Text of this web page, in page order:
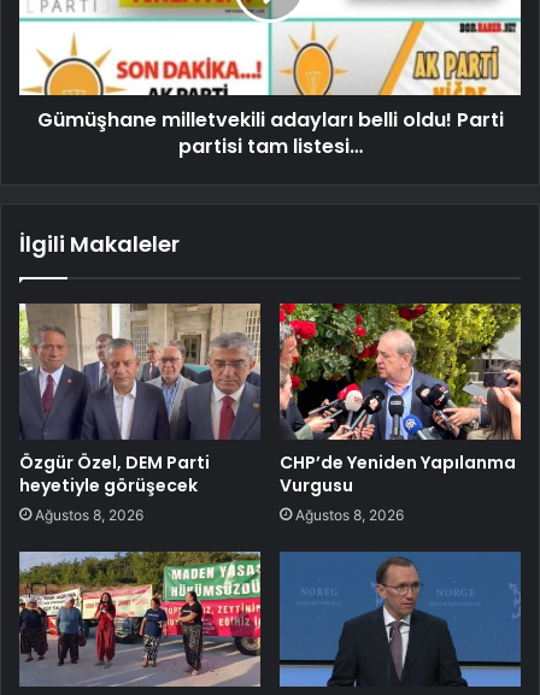
Gümüşhane milletvekili adayları belli oldu! Parti
partisi tam listesi…
İlgili Makaleler
Özgür Özel, DEM Parti
heyetiyle görüşecek
Ağustos 8, 2026
CHP’de Yeniden Yapılanma
Vurgusu
Ağustos 8, 2026